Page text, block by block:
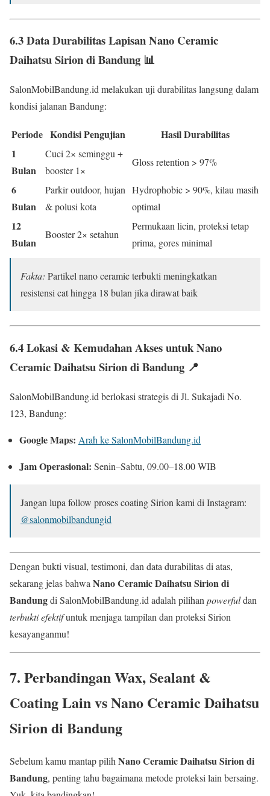
6.3 Data Durabilitas Lapisan Nano Ceramic
Daihatsu Sirion di Bandung 📊
SalonMobilBandung.id melakukan uji durabilitas langsung dalam
kondisi jalanan Bandung:
Periode Kondisi Pengujian
Hasil Durabilitas
1
Bulan
Cuci 2× seminggu +
booster 1×
Gloss retention > 97%
6
Bulan
Parkir outdoor, hujan
& polusi kota
Hydrophobic > 90%, kilau masih
optimal
12
Bulan
Booster 2× setahun
Permukaan licin, proteksi tetap
prima, gores minimal
Fakta: Partikel nano ceramic terbukti meningkatkan
resistensi cat hingga 18 bulan jika dirawat baik
6.4 Lokasi & Kemudahan Akses untuk Nano
Ceramic Daihatsu Sirion di Bandung 📍
SalonMobilBandung.id berlokasi strategis di Jl. Sukajadi No.
123, Bandung:
Google Maps: Arah ke SalonMobilBandung.id
Jam Operasional: Senin–Sabtu, 09.00–18.00 WIB
Jangan lupa follow proses coating Sirion kami di Instagram:
@salonmobilbandungid
Dengan bukti visual, testimoni, dan data durabilitas di atas,
sekarang jelas bahwa Nano Ceramic Daihatsu Sirion di
Bandungdi SalonMobilBandung.id adalah pilihan powerfuldan
terbukti efektifuntuk menjaga tampilan dan proteksi Sirion
kesayanganmu!
7. Perbandingan Wax, Sealant &
Coating Lain vsNano Ceramic Daihatsu
Sirion di Bandung
Sebelum kamu mantap pilihNano Ceramic Daihatsu Sirion di
Bandung, penting tahu bagaimana metode proteksi lain bersaing.